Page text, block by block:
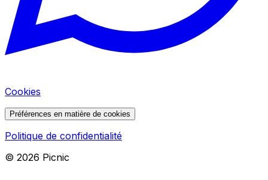
Cookies
Préférences en matière de cookies
Politique de confidentialité
© 2026 Picnic